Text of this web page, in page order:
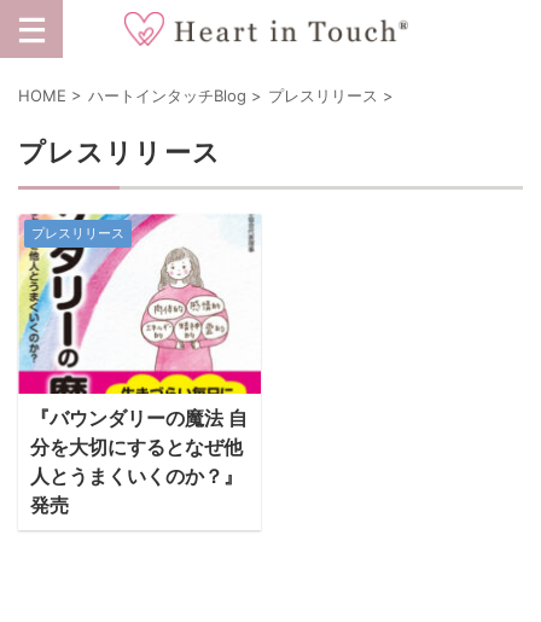
HOME > ハートインタッチBlog > プレスリリース >
プレスリリース
プレスリリース
『バウンダリーの魔法 自
分を大切にするとなぜ他
人とうまくいくのか？』
発売